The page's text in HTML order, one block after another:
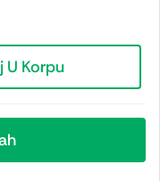
U Korpu